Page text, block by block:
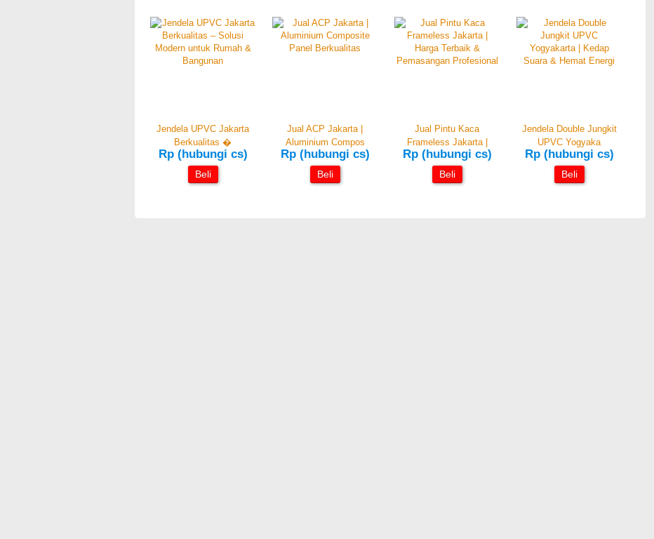
Jendela UPVC Jakarta
Berkualitas �
Rp (hubungi cs)
Beli
Jual ACP Jakarta |
Aluminium Compos
Rp (hubungi cs)
Beli
Jual Pintu Kaca
Frameless Jakarta |
Rp (hubungi cs)
Beli
Jendela Double Jungkit
UPVC Yogyaka
Rp (hubungi cs)
Beli